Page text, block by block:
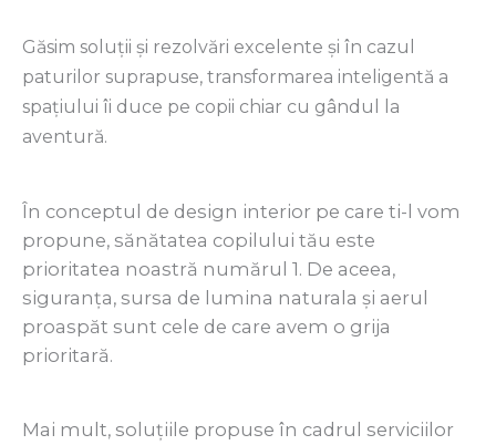
Găsim soluții și rezolvări excelente și în cazul
paturilor suprapuse, transformarea inteligentă a
spațiului îi duce pe copii chiar cu gândul la
aventură.
În conceptul de design interior pe care ti-l vom
propune, sănătatea copilului tău este
prioritatea noastră numărul 1. De aceea,
siguranța, sursa de lumina naturala și aerul
proaspăt sunt cele de care avem o grija
prioritară.
Mai mult, soluțiile propuse în cadrul serviciilor